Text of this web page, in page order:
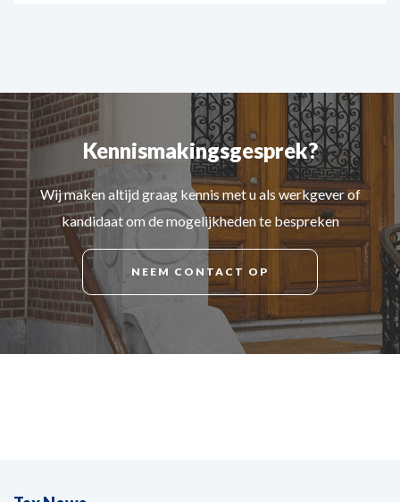
Kennismakingsgesprek?
Wij maken altijd graag kennis met u als werkgever of
kandidaat om de mogelijkheden te bespreken
NEEM CONTACT OP